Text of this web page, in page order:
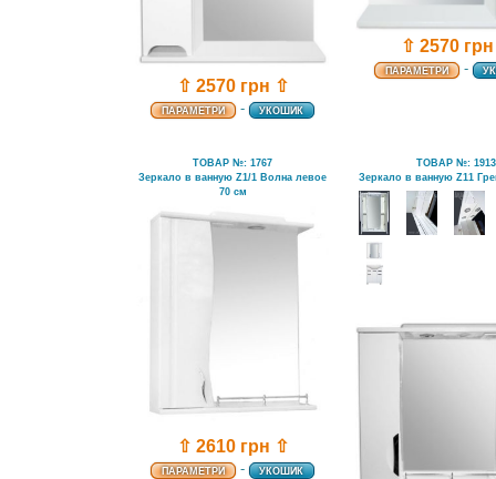
⇧ 2570 грн ⇧
ПАРАМЕТРИ - УКОШИК
⇧ 2570
ПАРАМЕТРИ -
ТОВАР №: 1767
Зеркало в ванную Z1/1 Волна левое
70 см
⇧ 2610 грн ⇧
ПАРАМЕТРИ - УКОШИК
ТОВАР №: 1913
Зеркало в ванную Z11